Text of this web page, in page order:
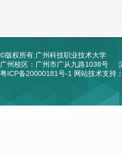
©版权所有:广州科技职业技术大学
广州校区：广州市广从九路1038号
粤ICP备20000181号-1 网站技术支持